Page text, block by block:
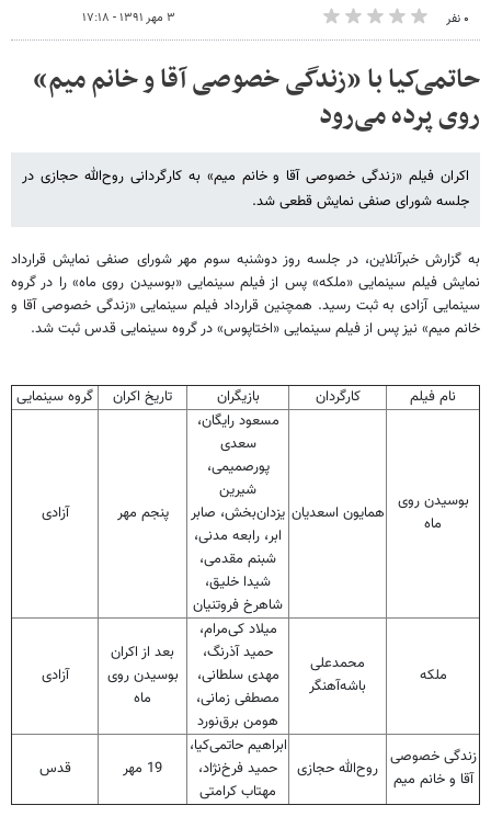
۰ نفر ۳ مهر ۱۳۹۱ - ۱۷:۱۸
حاتمی‌کیا با «زندگی خصوصی آقا و خانم میم»
روی پرده می‌رود
اکران فیلم «زندگی خصوصی آقا و خانم میم» به کارگردانی روح‌الله حجازی در
جلسه شورای صنفی نمایش قطعی شد.
به گزارش خبرآنلاین، در جلسه روز دوشنبه سوم مهر شورای صنفی نمایش قرارداد
نمایش فیلم سینمایی «ملکه» پس از فیلم سینمایی «بوسیدن روی ماه» را در گروه
سینمایی آزادی به ثبت رسید. همچنین قرارداد فیلم سینمایی «زندگی خصوصی آقا و
خانم میم» نیز پس از فیلم سینمایی «اختاپوس» در گروه سینمایی قدس ثبت شد.
نام فیلم کارگردان بازیگران تاریخ اکران گروه سینمایی
بوسیدن روی
ماه
همایون اسعدیان
مسعود رایگان،
سعدی
پورصمیمی،
شیرین
یزدان‌بخش، صابر
ابر، رابعه مدنی،
شبنم مقدمی،
شیدا خلیق،
شاهرخ فروتنیان
پنجم مهر آزادی
ملکه
محمدعلی
باشه‌آهنگر
میلاد کی‌مرام،
حمید آذرنگ،
مهدی سلطانی،
مصطفی زمانی،
هومن برق‌نورد
بعد از اکران
بوسیدن روی
ماه
آزادی
زندگی خصوصی
آقا و خانم میم
روح‌الله حجازی
ابراهیم حاتمی‌کیا،
حمید فرخ‌نژاد،
مهتاب کرامتی
19 مهر قدس